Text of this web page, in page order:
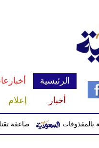
الرئيسية
أخبار
إعلام
صاعقة تقتل لاعبا تايلانديا